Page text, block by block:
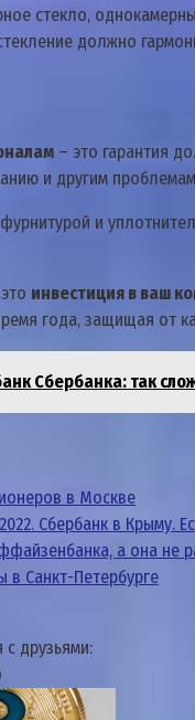
стекло‚
должно
– это гарантия
и другим
и
инвестиция в ваш
года‚ защищая от
Сбербанка: так
в Москве
Сбербанк в Крыму.
а она не
Санкт-Петербурге
с друзьями: